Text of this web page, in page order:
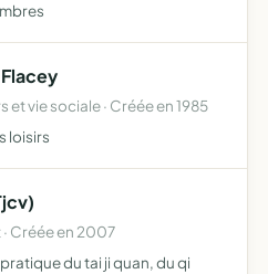
vie sociale · Créée en 1985
loisirs
Créée en 2007
du tai ji quan, du qi